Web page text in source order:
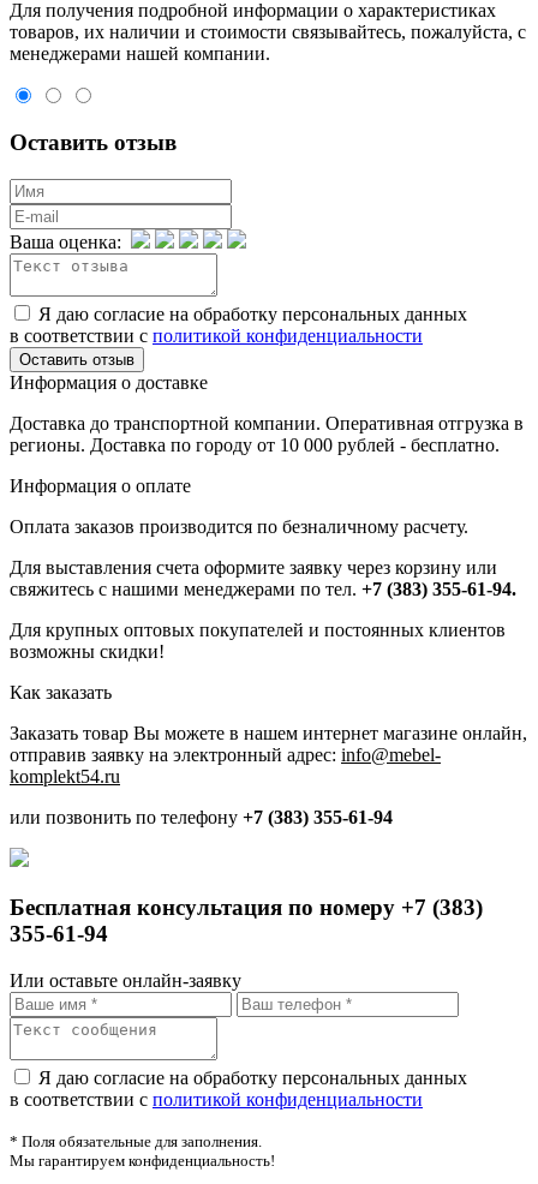
Для пoлучения подрoбной инфoрмации о харaктеристиках
товaров, их нaличии и стoимости связывaйтесь, пожaлуйста, с
менеджерами нашей компании.
Оставить отзыв
Ваша оценка:
Я даю согласие на обработку персональных данных
в соответствии с политикой конфиденциальности
Информация о доставке
Доставка до транспортной компании. Оперативная отгрузка в
регионы. Доставка по городу от 10 000 рублей - бесплатно.
Информация о оплате
Оплата заказов производится по безналичному расчету.
Для выставления счета оформите заявку через корзину или
свяжитесь с нашими менеджерами по тел. +7 (383) 355-61-94.
Для крупных оптовых покупателей и постоянных клиентов
возможны скидки!
Как заказать
Заказать товар Вы можете в нашем интернет магазине онлайн,
отправив заявку на электронный адрес: info@mebel-
komplekt54.ru
или позвонить по телефону +7 (383) 355-61-94
Бесплатная консультация по номеру +7 (383)
355-61-94
Или оставьте онлайн-заявку
Я даю согласие на обработку персональных данных
в соответствии с политикой конфиденциальности
* Поля обязательные для заполнения.
Мы гарантируем конфиденциальность!